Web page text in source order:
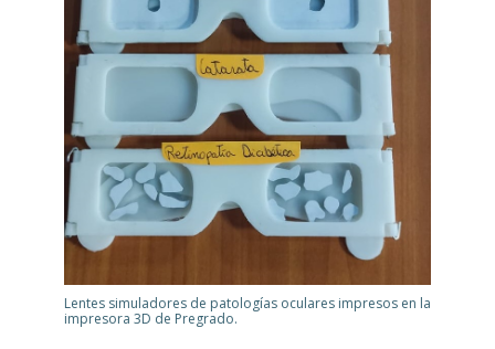
Lentes simuladores de patologías oculares impresos en la
impresora 3D de Pregrado.